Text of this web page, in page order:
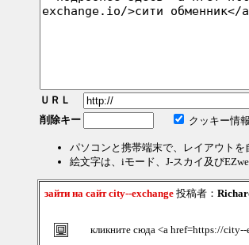
ＵＲＬ
削除キー
クッキー情
パソコンと携帯端末で、レイアウト
絵文字は、iモード、J-スカイ及び
зайти на сайт city--exchange 投稿者：
кликните сюда <a href=https://